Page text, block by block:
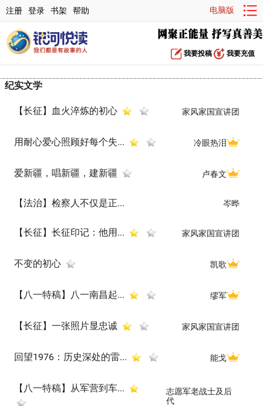
注册 登录 书架 帮助 电脑版
我要投稿 我要充值
纪实文学
【长征】血火淬炼的初心 家风家国宣讲团
用耐心爱心照顾好每个失... 冷眼热泪
爱新疆，唱新疆，建新疆 卢春文
【法治】检察人不仅是正... 岑晔
【长征】长征印记：他用... 家风家国宣讲团
不变的初心 凯歌
【八一特稿】八一南昌起... 缪军
【长征】一张照片显忠诚 家风家国宣讲团
回望1976：历史深处的雷... 能戈
【八一特稿】从军营到车...
志愿军老战士及后
代